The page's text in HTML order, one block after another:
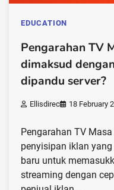
EDUCATION
Pengarahan TV
dimaksud
dipandu server?
Ellisdirec 18 February
Pengarahan TV
penyisipan iklan
baru untuk
streaming dengan